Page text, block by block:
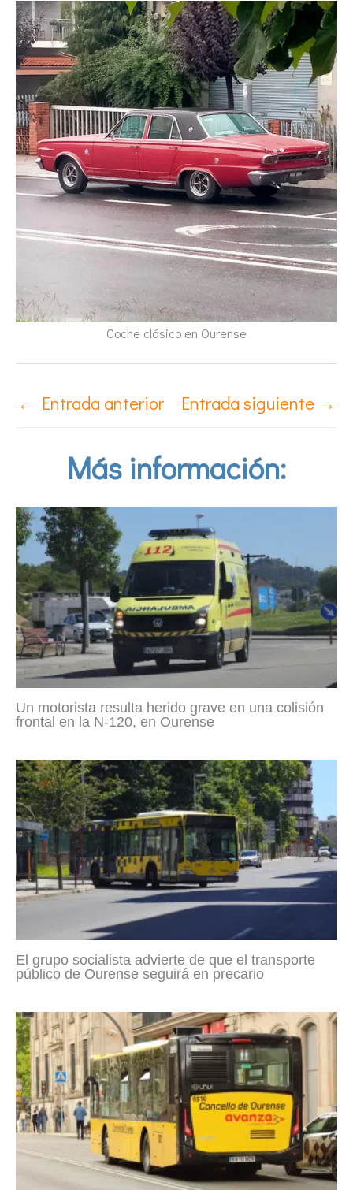
Coche clásico en Ourense
← Entrada anterior Entrada siguiente →
Más información:
Un motorista resulta herido grave en una colisión
frontal en la N-120, en Ourense
El grupo socialista advierte de que el transporte
público de Ourense seguirá en precario